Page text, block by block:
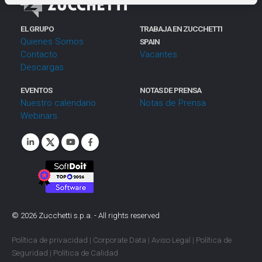
e
n
t
o
EL GRUPO
Quienes Somos
Contacto
Descargas
TRABAJA EN ZUCCHETTI
SPAIN
Vacantes
EVENTOS
Nuestro calendario
Webinars
NOTAS DE PRENSA
Notas de Prensa
© 2026 Zucchetti s.p.a. - All rights reserved
Política de privacidad | Corporate Data | Aviso Legal | Política de
Seguridad | Política de Calidad